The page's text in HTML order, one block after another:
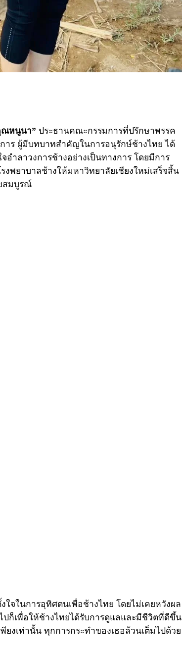
ณหนูนา” ประธานคณะกรรมการที่ปรึกษาพรรค
าร ผู้มีบทบาทสำคัญในการอนุรักษ์ช้างไทย ได้
อำลาวงการช้างอย่างเป็นทางการ โดยมีการ
งพยาบาลช้างให้มหาวิทยาลัยเชียงใหม่เสร็จสิ้น
สมบูรณ์
ใจในการอุทิศตนเพื่อช้างไทย โดยไม่เคยหวังผล
ก็เพื่อให้ช้างไทยได้รับการดูแลและมีชีวิตที่ดีขึ้น
ยงเท่านั้น ทุกการกระทำของเธอล้วนเต็มไปด้วย